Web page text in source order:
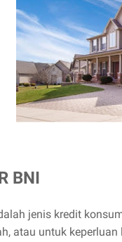
BNI
jenis kredit
atau untuk